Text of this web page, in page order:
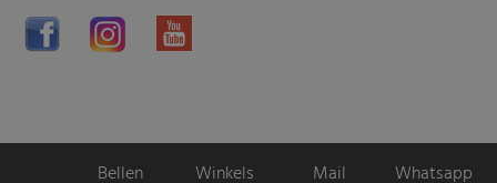
Bellen Winkels Mail Whatsapp
Motorpromo.nl door ProShops